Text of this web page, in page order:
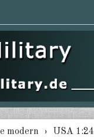
modern USA